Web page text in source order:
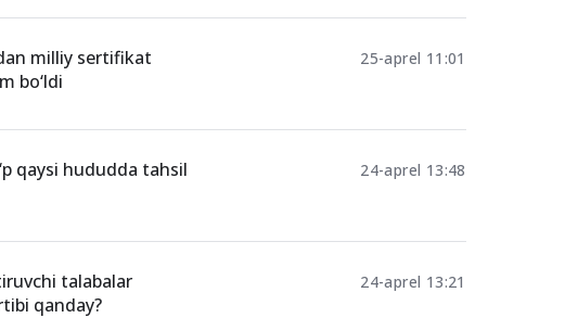
milliy sertifikat
bo‘ldi
25-aprel 11:01
qaysi hududda tahsil
24-aprel 13:48
talabalar
qanday?
24-aprel 13:21